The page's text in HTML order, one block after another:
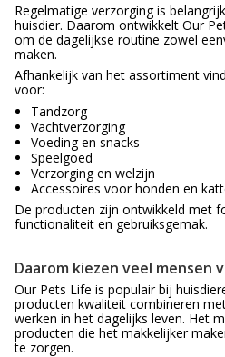
Regelmatige verzorging is
huisdier. Daarom ontwikkelt Our
om de dagelijkse routine zowel
maken.
Afhankelijk van het assortiment
voor:
Tandzorg
Vachtverzorging
Voeding en snacks
Speelgoed
Verzorging en welzijn
Accessoires voor honden en
De producten zijn ontwikkeld met
functionaliteit en gebruiksgemak.
Daarom kiezen veel mensen
Our Pets Life is populair bij
producten kwaliteit combineren
werken in het dagelijks leven. Het
producten die het makkelijker
te zorgen.